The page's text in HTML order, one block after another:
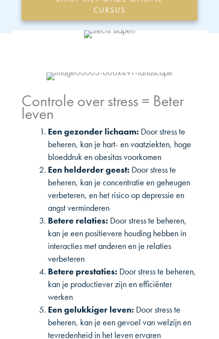
CURSUS
Controle over stress = Beter
leven
Een gezonder lichaam: Door stress te
beheren, kan je hart- en vaatziekten, hoge
bloeddruk en obesitas voorkomen
Een helderder geest: Door stress te
beheren, kan je concentratie en geheugen
verbeteren, en het risico op depressie en
angst verminderen
Betere relaties: Door stress te beheren,
kan je een positievere houding hebben in
interacties met anderen en je relaties
verbeteren
Betere prestaties: Door stress te beheren,
kan je productiever zijn en efficiënter
werken
Een gelukkiger leven: Door stress te
beheren, kan je een gevoel van welzijn en
tevredenheid in het leven ervaren